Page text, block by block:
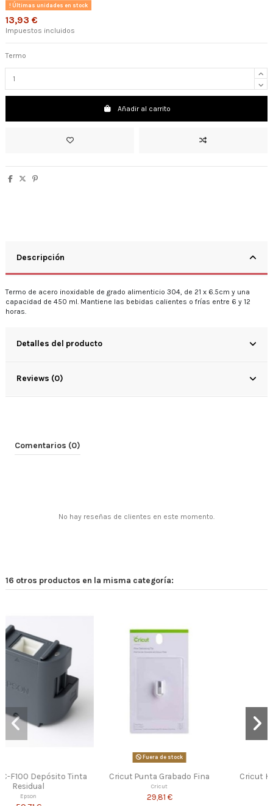
Últimas unidades en stock
13,93 €
Impuestos incluidos
Termo
Añadir al carrito
Descripción
Termo de acero inoxidable de grado alimenticio 304, de 21 x 6.5cm y una
capacidad de 450 ml. Mantiene las bebidas calientes o frías entre 6 y 12
horas.
Detalles del producto
Reviews (0)
Comentarios (0)
No hay reseñas de clientes en este momento.
16 otros productos en la misma categoría:
Grabado Fina
Cricut
Cricut Kit De Herramientas
Esenciales